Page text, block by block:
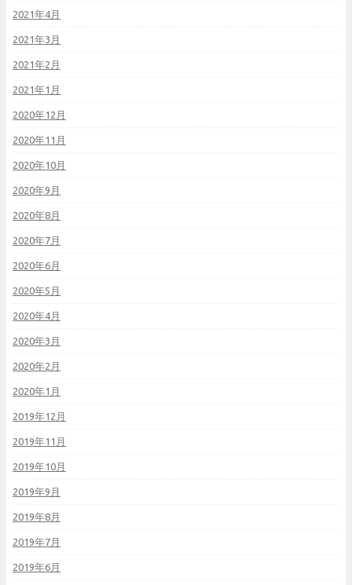
2021年4月
2021年3月
2021年2月
2021年1月
2020年12月
2020年11月
2020年10月
2020年9月
2020年8月
2020年7月
2020年6月
2020年5月
2020年4月
2020年3月
2020年2月
2020年1月
2019年12月
2019年11月
2019年10月
2019年9月
2019年8月
2019年7月
2019年6月